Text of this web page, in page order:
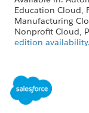
Education Cloud,
Manufacturing
Nonprofit Cloud,
edition availability.
Intelligent